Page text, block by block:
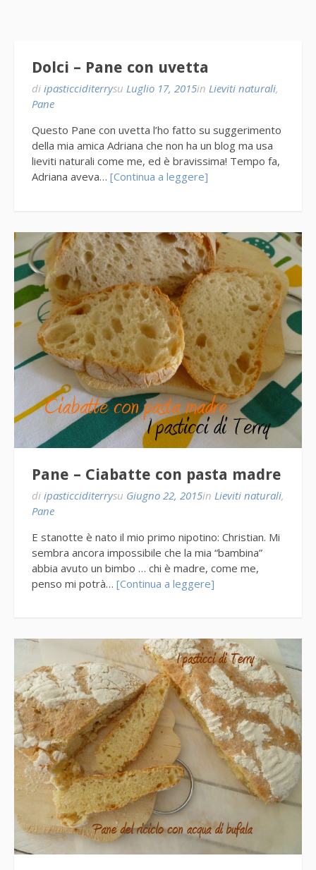
Dolci – Pane con uvetta
di ipasticciditerrysu Luglio 17, 2015in Lieviti naturali,
Pane
Questo Pane con uvetta l’ho fatto su suggerimento
della mia amica Adriana che non ha un blog ma usa
lieviti naturali come me, ed è bravissima! Tempo fa,
Adriana aveva… [Continua a leggere]
Pane – Ciabatte con pasta madre
di ipasticciditerrysu Giugno 22, 2015in Lieviti naturali,
Pane
E stanotte è nato il mio primo nipotino: Christian. Mi
sembra ancora impossibile che la mia “bambina”
abbia avuto un bimbo … chi è madre, come me,
penso mi potrà… [Continua a leggere]